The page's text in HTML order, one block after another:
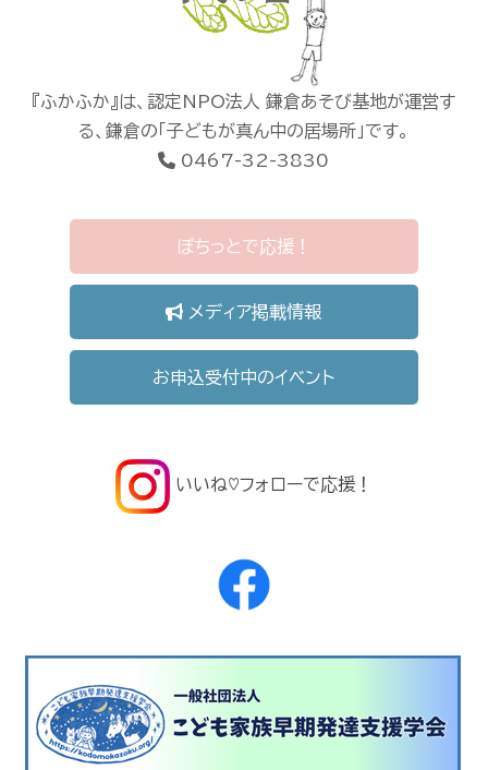
『ふかふか』は、認定NPO法人 鎌倉あそび基地が運営す
る、鎌倉の「子どもが真ん中の居場所」です。
0467-32-3830
ぽちっとで応援！
メディア掲載情報
お申込受付中のイベント
いいね♡フォローで応援！